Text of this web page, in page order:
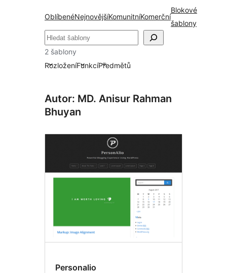
OblíbenéNejnovějšíKomunitníKomerční
Blokové
šablony
Hledat
2 šablony
RozloženíFunkcíPředmětů
Autor: MD. Anisur Rahman
Bhuyan
Personalio